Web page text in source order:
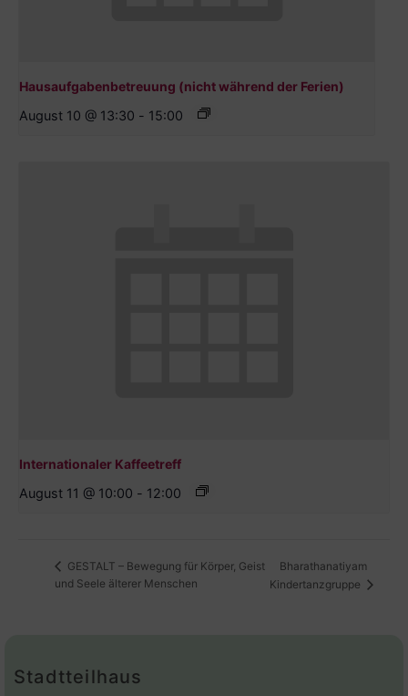
Hausaufgabenbetreuung (nicht während der Ferien)
August 10 @ 13:30 - 15:00
Internationaler Kaffeetreff
August 11 @ 10:00 - 12:00
GESTALT – Bewegung für Körper, Geist
und Seele älterer Menschen
Bharathanatiyam
Kindertanzgruppe
Stadtteilhaus